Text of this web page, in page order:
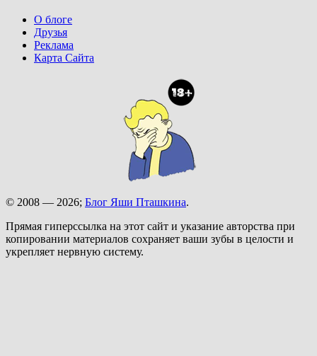
О блоге
Друзья
Реклама
Карта Сайта
© 2008 — 2026; Блог Яши Пташкина.
Прямая гиперссылка на этот сайт и указание авторства при
копировании материалов сохраняет ваши зубы в целости и
укрепляет нервную систему.